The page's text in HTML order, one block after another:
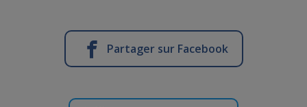
Partager sur Facebook